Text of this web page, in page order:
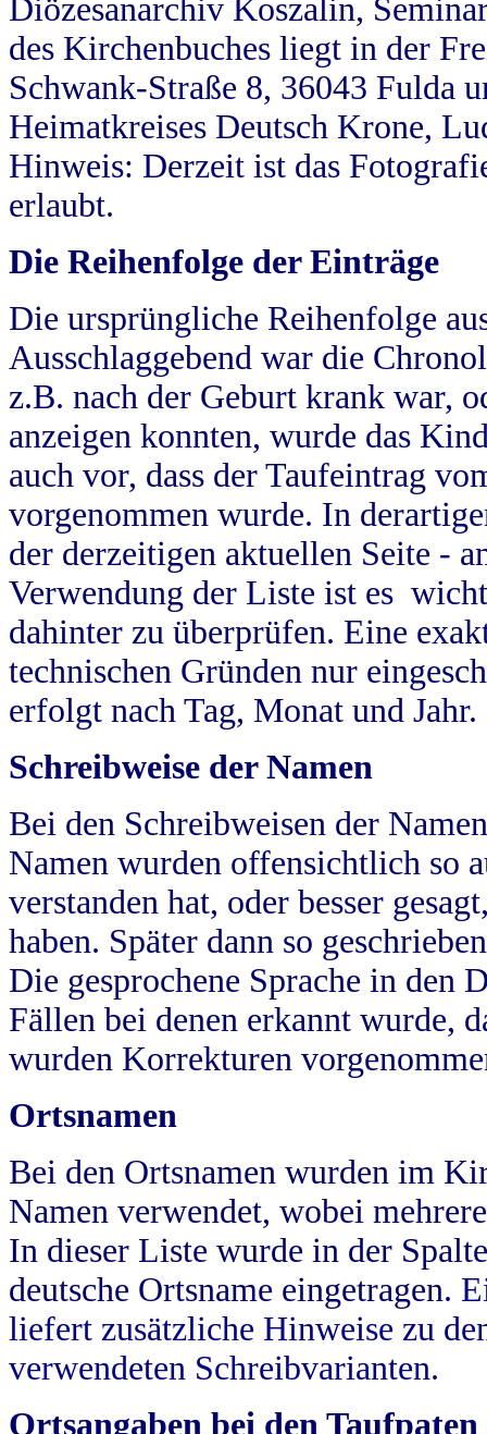
Diözesanarchiv Koszalin,
des Kirchenbuches liegt in der
Schwank-Straße 8, 36043 Fulda
Heimatkreises Deutsch Krone,
Hinweis: Derzeit ist das
erlaubt.
Die Reihenfolge der Einträge
Die ursprüngliche Reihenfolge
Ausschlaggebend war die
z.B. nach der Geburt krank war,
anzeigen konnten, wurde das
auch vor, dass der Taufeintrag
vorgenommen wurde. In
der derzeitigen aktuellen Seite -
Verwendung der Liste ist es
dahinter zu überprüfen. Eine
technischen Gründen nur
erfolgt nach Tag, Monat und Jahr.
Schreibweise der Namen
Bei den Schreibweisen der
Namen wurden offensichtlich so
verstanden hat, oder besser
haben. Später dann so
Die gesprochene Sprache in
Fällen bei denen erkannt wurde,
wurden Korrekturen
Ortsnamen
Bei den Ortsnamen wurden im
Namen verwendet, wobei
In dieser Liste wurde in der
deutsche Ortsname eingetragen.
liefert zusätzliche Hinweise zu
verwendeten Schreibvarianten.
Ortsangaben bei den Taufpaten